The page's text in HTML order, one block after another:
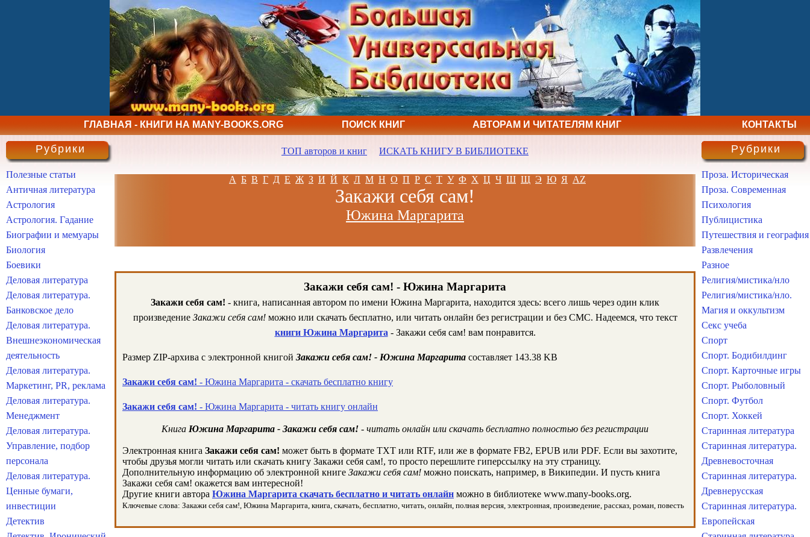
ГЛАВНАЯ - КНИГИ НА MANY-BOOKS.ORG ПОИСК КНИГ АВТОРАМ И ЧИТАТЕЛЯМ КНИГ КОНТАКТЫ
ТОП авторов и книг ИСКАТЬ КНИГУ В БИБЛИОТЕКЕ
А Б В Г Д Е Ж З И Й К Л М Н О П Р С Т У Ф Х Ц Ч Ш Щ Э Ю Я AZ
Закажи себя сам!
Южина Маргарита
Закажи себя сам! - Южина Маргарита
Закажи себя сам! - книга, написанная автором по имени Южина Маргарита, находится здесь: всего лишь через один клик
произведение Закажи себя сам!можно или скачать бесплатно, или читать онлайн без регистрации и без СМС. Надеемся, что текст
книги Южина Маргарита - Закажи себя сам! вам понравится.
Размер ZIP-архива c электронной книгой Закажи себя сам! - Южина Маргарита составляет 143.38 KB
Закажи себя сам! - Южина Маргарита - скачать бесплатно книгу
Закажи себя сам! - Южина Маргарита - читать книгу онлайн
Книга Южина Маргарита - Закажи себя сам! - читать онлайн или скачать бесплатно полностью без регистрации
Электронная книга Закажи себя сам! может быть в формате TXT или RTF, или же в формате FB2, EPUB или PDF. Если вы захотите,
чтобы друзья могли читать или скачать книгу Закажи себя сам!, то просто перешлите гиперссылку на эту страницу.
Дополнительную информацию об электронной книге Закажи себя сам! можно поискать, например, в Википедии. И пусть книга
Закажи себя сам! окажется вам интересной!
Другие книги автора Южина Маргарита скачать бесплатно и читать онлайн можно в библиотеке www.many-books.org.
Ключевые слова: Закажи себя сам!, Южина Маргарита, книга, скачать, бесплатно, читать, онлайн, полная версия, электронная, произведение, рассказ, роман, повесть
Рубрики
Полезные статьи
Античная литература
Астрология
Астрология. Гадание
Биографии и мемуары
Биология
Боевики
Деловая литература
Деловая литература.
Банковское дело
Деловая литература.
Внешнеэкономическая
деятельность
Деловая литература.
Маркетинг, PR, реклама
Деловая литература.
Менеджмент
Деловая литература.
Управление, подбор
персонала
Деловая литература.
Ценные бумаги,
инвестиции
Детектив
Рубрики
Проза. Историческая
Проза. Современная
Психология
Публицистика
Путешествия и география
Развлечения
Разное
Религия/мистика/нло
Религия/мистика/нло.
Магия и оккультизм
Секс учеба
Спорт
Спорт. Бодибилдинг
Спорт. Карточные игры
Спорт. Рыболовный
Спорт. Футбол
Спорт. Хоккей
Старинная литература
Старинная литература.
Древневосточная
Старинная литература.
Древнерусская
Старинная литература.
Европейская